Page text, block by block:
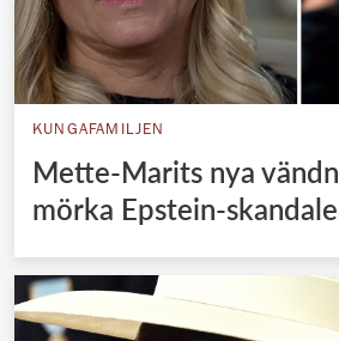
KUNGAFAMILJEN
Mette-Marits nya
mörka Epstein-